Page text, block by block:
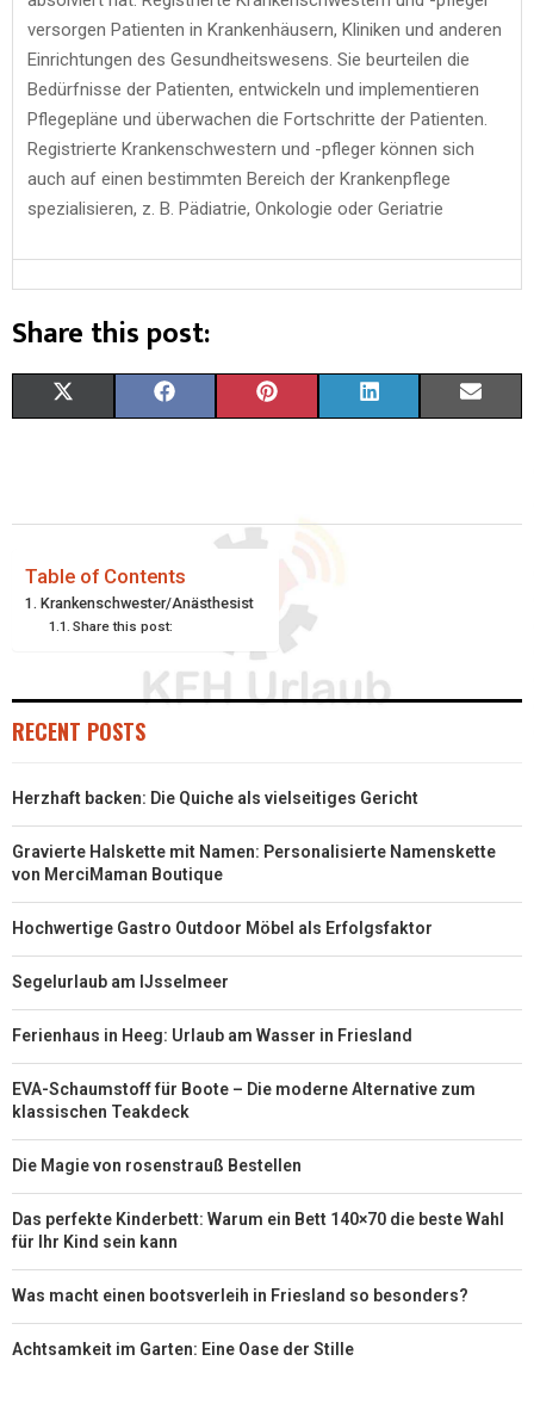
versorgen Patienten in Krankenhäusern, Kliniken und anderen
Einrichtungen des Gesundheitswesens. Sie beurteilen die
Bedürfnisse der Patienten, entwickeln und implementieren
Pflegepläne und überwachen die Fortschritte der Patienten.
Registrierte Krankenschwestern und -pfleger können sich
auch auf einen bestimmten Bereich der Krankenpflege
spezialisieren, z. B. Pädiatrie, Onkologie oder Geriatrie
Share this post:
W
T
E
R
E
O
K
T
E
R
E
S
K
N
I
Table of Contents
Krankenschwester/Anästhesist
Share this post:
RECENT POSTS
Herzhaft backen: Die Quiche als vielseitiges Gericht
Gravierte Halskette mit Namen: Personalisierte Namenskette
von MerciMaman Boutique
Hochwertige Gastro Outdoor Möbel als Erfolgsfaktor
Segelurlaub am IJsselmeer
Ferienhaus in Heeg: Urlaub am Wasser in Friesland
EVA-Schaumstoff für Boote – Die moderne Alternative zum
klassischen Teakdeck
Die Magie von rosenstrauß Bestellen
Das perfekte Kinderbett: Warum ein Bett 140×70 die beste Wahl
für Ihr Kind sein kann
Was macht einen bootsverleih in Friesland so besonders?
Achtsamkeit im Garten: Eine Oase der Stille